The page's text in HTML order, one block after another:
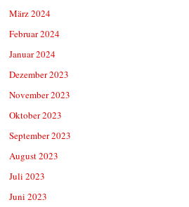
März 2024
Februar 2024
Januar 2024
Dezember 2023
November 2023
Oktober 2023
September 2023
August 2023
Juli 2023
Juni 2023